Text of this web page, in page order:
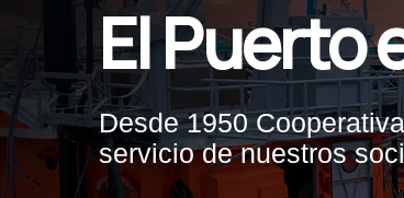
El Puerto
Desde 1950
servicio de nuestros